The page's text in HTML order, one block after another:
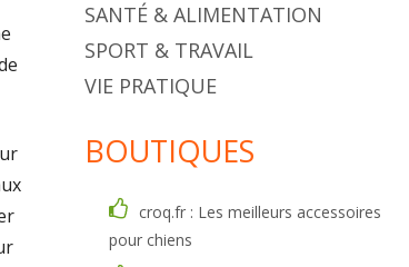
SANTÉ & ALIMENTATION
SPORT & TRAVAIL
VIE PRATIQUE
BOUTIQUES
croq.fr : Les meilleurs accessoires
pour chiens